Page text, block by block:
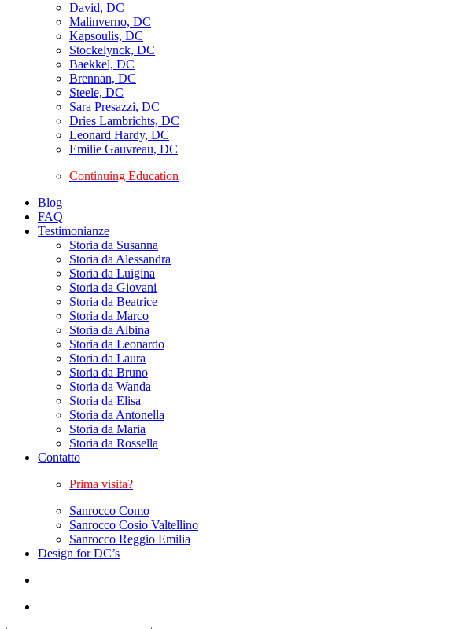
David, DC
Malinverno, DC
Kapsoulis, DC
Stockelynck, DC
Baekkel, DC
Brennan, DC
Steele, DC
Sara Presazzi, DC
Dries Lambrichts, DC
Leonard Hardy, DC
Emilie Gauvreau, DC
Continuing Education
Blog
FAQ
Testimonianze
Storia da Susanna
Storia da Alessandra
Storia da Luigina
Storia da Giovani
Storia da Beatrice
Storia da Marco
Storia da Albina
Storia da Leonardo
Storia da Laura
Storia da Bruno
Storia da Wanda
Storia da Elisa
Storia da Antonella
Storia da Maria
Storia da Rossella
Contatto
Prima visita?
Sanrocco Como
Sanrocco Cosio Valtellino
Sanrocco Reggio Emilia
Design for DC’s